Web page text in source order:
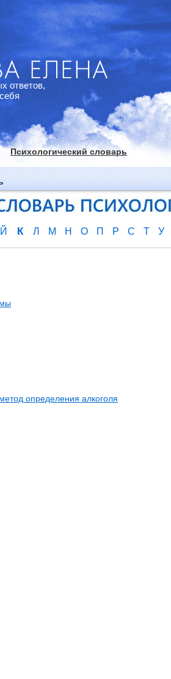
ответов,
Психологический словарь
Й К Л М Н О П Р С Т У
определения алкоголя